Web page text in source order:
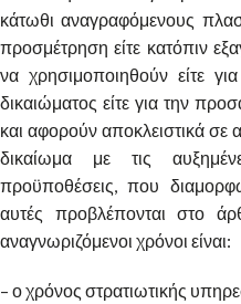
κάτωθι αναγραφόμενους
προσμέτρηση είτε κατόπιν
να χρησιμοποιηθούν είτε
δικαιώματος είτε για την
και αφορούν αποκλειστικά
δικαίωμα με τις
προϋποθέσεις, που
αυτές προβλέπονται στο
αναγνωριζόμενοι χρόνοι είναι:
– ο χρόνος στρατιωτικής